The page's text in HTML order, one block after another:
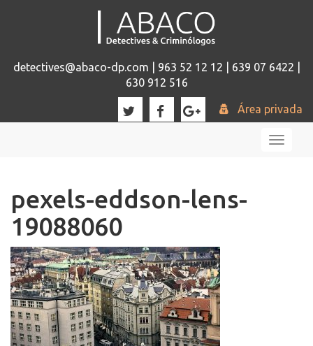
detectives@abaco-dp.com | 963 52 12 12 | 639 07 6422 |
630 912 516
Área privada
pexels-eddson-lens-
19088060